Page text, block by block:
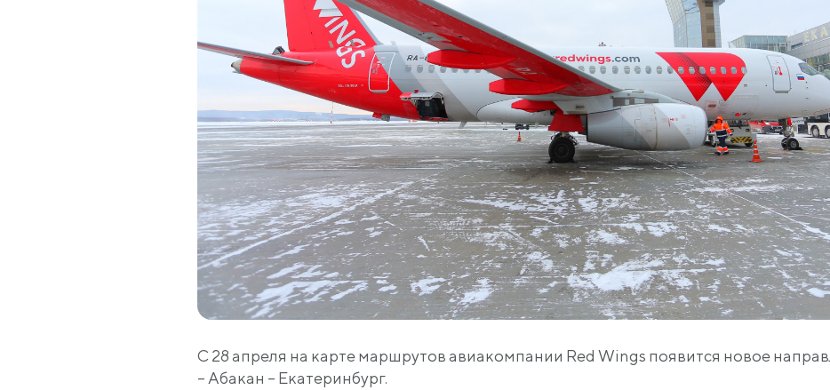
С 28 апреля на карте маршрутов авиакомпании Red Wings появится новое
– Абакан – Екатеринбург.